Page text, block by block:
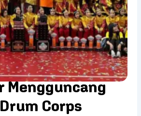
Mengguncang
Corps